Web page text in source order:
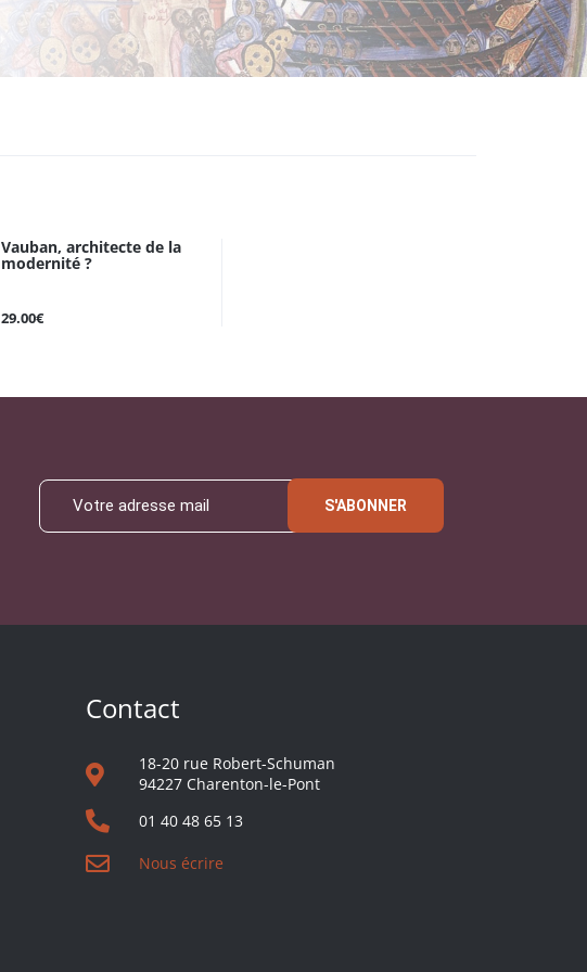
Vauban, architecte de la
modernité ?
29.00€
S'ABONNER
Contact
18-20 rue Robert-Schuman
94227 Charenton-le-Pont
01 40 48 65 13
Nous écrire